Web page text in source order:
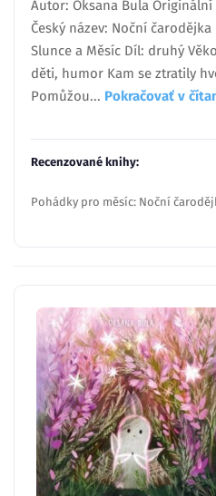
Autor: Oksana Bula Originální
Český název: Noční
Slunce a Měsíc Díl: druhý
děti, humor Kam se ztratily
Pomůžou... Pokračovať v
Recenzované knihy:
Pohádky pro měsíc: Noční